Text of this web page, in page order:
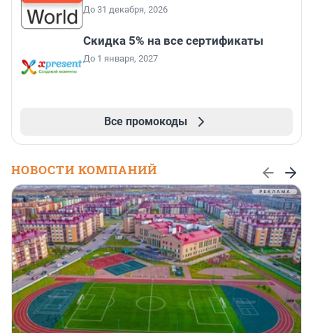
До 31 декабря, 2026
Скидка 5% на все сертификаты
До 1 января, 2027
Все промокоды
НОВОСТИ КОМПАНИЙ